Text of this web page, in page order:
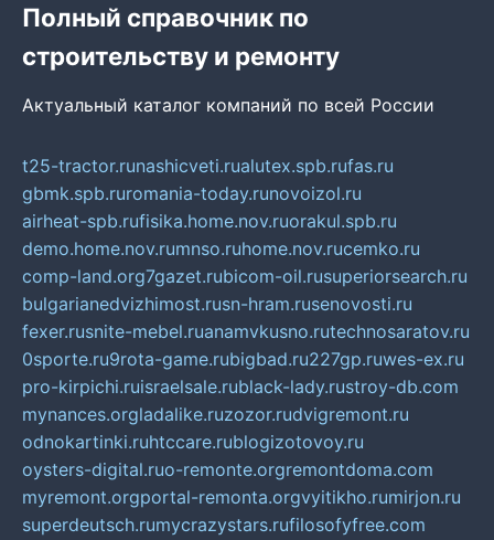
Полный справочник по
строительству и ремонту
Актуальный каталог компаний по всей России
t25-tractor.runashicveti.rualutex.spb.rufas.ru
gbmk.spb.ruromania-today.runovoizol.ru
airheat-spb.rufisika.home.nov.ruorakul.spb.ru
demo.home.nov.rumnso.ruhome.nov.rucemko.ru
comp-land.org7gazet.rubicom-oil.rusuperiorsearch.ru
bulgarianedvizhimost.rusn-hram.rusenovosti.ru
fexer.rusnite-mebel.ruanamvkusno.rutechnosaratov.ru
0sporte.ru9rota-game.rubigbad.ru227gp.ruwes-ex.ru
pro-kirpichi.ruisraelsale.rublack-lady.rustroy-db.com
mynances.orgladalike.ruzozor.rudvigremont.ru
odnokartinki.ruhtccare.rublogizotovoy.ru
oysters-digital.ruo-remonte.orgremontdoma.com
myremont.orgportal-remonta.orgvyitikho.rumirjon.ru
superdeutsch.rumycrazystars.rufilosofyfree.com